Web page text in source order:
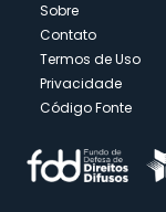
Sobre
Contato
Termos de Uso
Privacidade
Código Fonte